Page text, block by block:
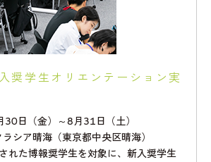
奨学生オリエンテーション実
日（金）～8月31日（土）
シア晴海（東京都中央区晴海）
れた博報奨学生を対象に、新入奨学生